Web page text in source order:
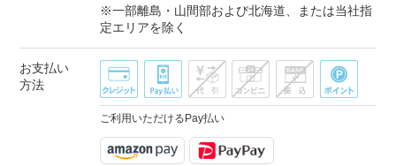
※一部離島・山間部および北海道、または当社指
定エリアを除く
お支払い
方法
ご利用いただけるPay払い